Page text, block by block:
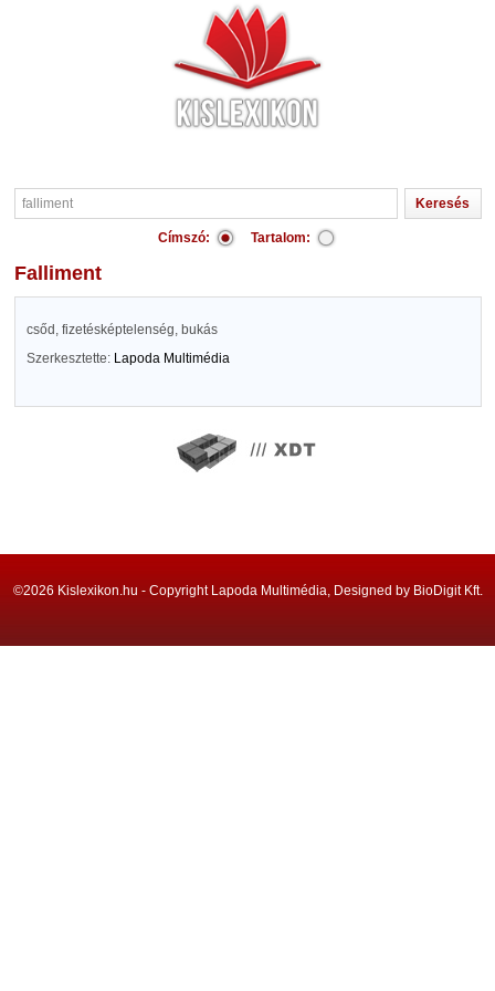
Címszó: Tartalom:
falliment
csőd, fizetésképtelenség, bukás
Szerkesztette: Lapoda Multimédia
©2026 Kislexikon.hu - Copyright Lapoda Multimédia, Designed by BioDigit Kft.